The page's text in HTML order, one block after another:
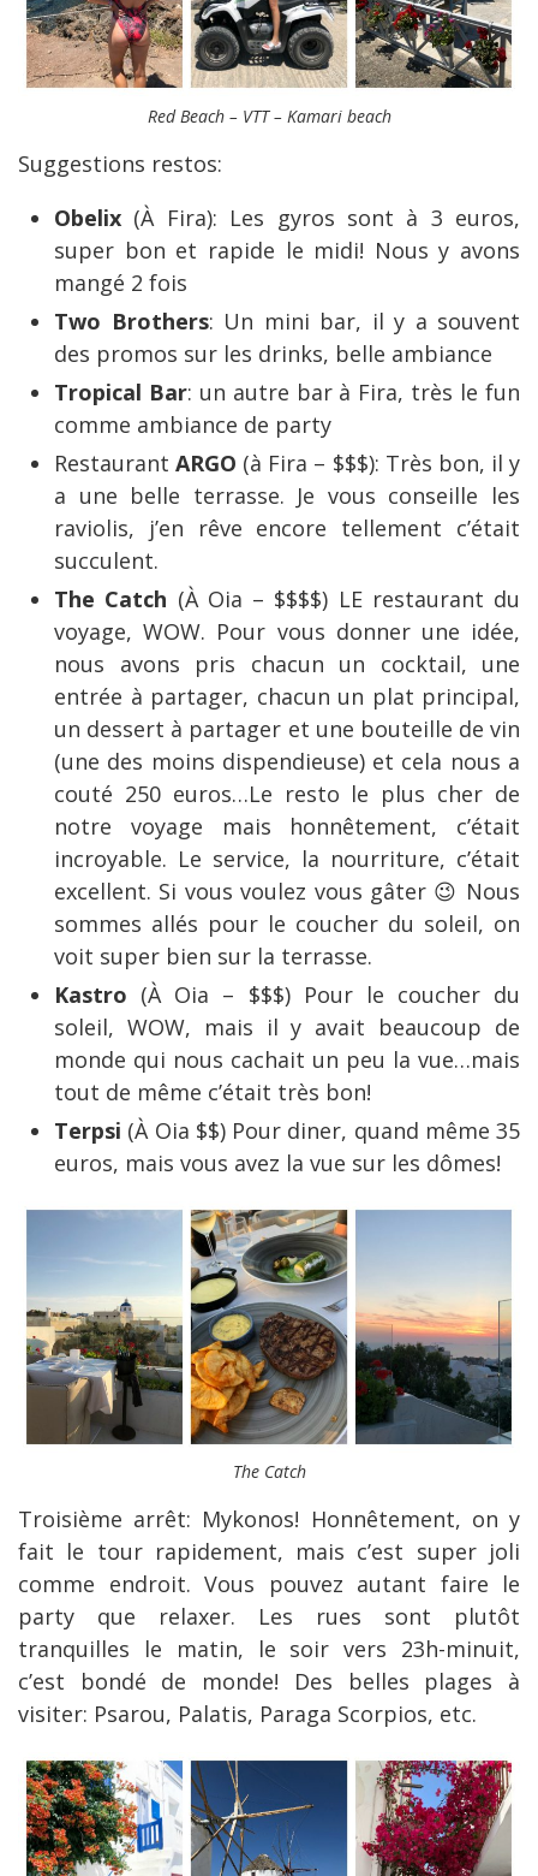
Red Beach – VTT – Kamari beach
Suggestions restos:
Obelix (À Fira): Les gyros sont à 3 euros,
super bon et rapide le midi! Nous y avons
mangé 2 fois
Two Brothers: Un mini bar, il y a souvent
des promos sur les drinks, belle ambiance
Tropical Bar: un autre bar à Fira, très le fun
comme ambiance de party
RestaurantARGO (à Fira – $$$): Très bon, il y
a une belle terrasse. Je vous conseille les
raviolis, j’en rêve encore tellement c’était
succulent.
The Catch (À Oia – $$$$) LE restaurant du
voyage, WOW. Pour vous donner une idée,
nous avons pris chacun un cocktail, une
entrée à partager, chacun un plat principal,
un dessert à partager et une bouteille de vin
(une des moins dispendieuse) et cela nous a
couté 250 euros…Le resto le plus cher de
notre voyage mais honnêtement, c’était
incroyable. Le service, la nourriture, c’était
excellent. Si vous voulez vous gâter 😉 Nous
sommes allés pour le coucher du soleil, on
voit super bien sur la terrasse.
Kastro (À Oia – $$$) Pour le coucher du
soleil, WOW, mais il y avait beaucoup de
monde qui nous cachait un peu la vue…mais
tout de même c’était très bon!
Terpsi (À Oia $$) Pour diner, quand même 35
euros, mais vous avez la vue sur les dômes!
The Catch
Troisième arrêt: Mykonos! Honnêtement, on y
fait le tour rapidement, mais c’est super joli
comme endroit. Vous pouvez autant faire le
party que relaxer. Les rues sont plutôt
tranquilles le matin, le soir vers 23h-minuit,
c’est bondé de monde! Des belles plages à
visiter: Psarou, Palatis, Paraga Scorpios, etc.